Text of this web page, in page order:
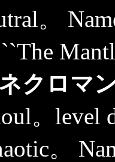
。
クロマ
。level
。